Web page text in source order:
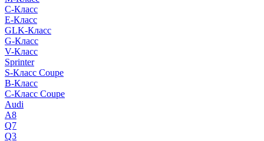
C-Класс
E-Класс
GLK-Класс
G-Класс
V-Класс
Sprinter
S-Класс Сoupe
B-Класс
C-Класс Coupe
Audi
A8
Q7
Q3